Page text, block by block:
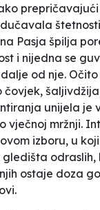
Pasja špilja
i nijedna se
od nje.
čovjek,
unijela je
vječnoj mržnji.
izboru, u
gledišta odraslih,
ostaje doza